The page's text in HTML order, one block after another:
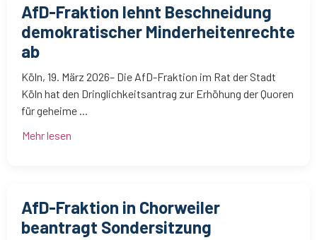
AfD-Fraktion lehnt Beschneidung
demokratischer Minderheitenrechte
ab
Köln, 19. März 2026– Die AfD-Fraktion im Rat der Stadt
Köln hat den Dringlichkeitsantrag zur Erhöhung der Quoren
für geheime ...
Mehr lesen
AfD-Fraktion in Chorweiler
beantragt Sondersitzung